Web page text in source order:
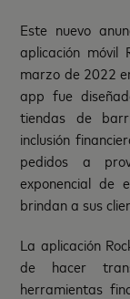
Este nuevo
aplicación móvil
marzo de 2022
app fue
tiendas de
inclusión
pedidos a
exponencial de
brindan a sus
La aplicación
de hacer
herramientas